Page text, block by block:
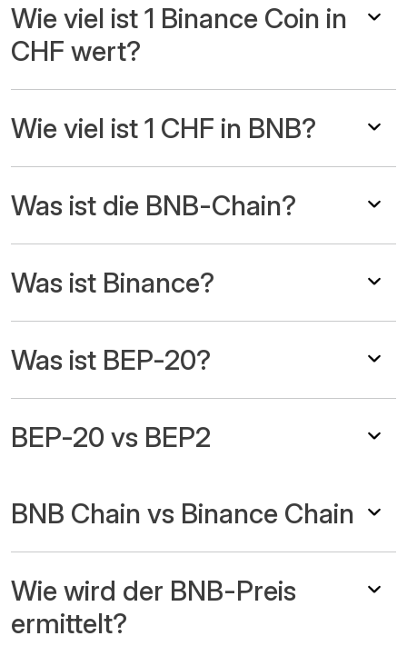
Wie viel ist 1 Binance Coin in
CHF wert?
Wie viel ist 1 CHF in BNB?
Was ist die BNB-Chain?
Was ist Binance?
Was ist BEP-20?
BEP-20 vs BEP2
BNB Chain vs Binance Chain
Wie wird der BNB-Preis
ermittelt?